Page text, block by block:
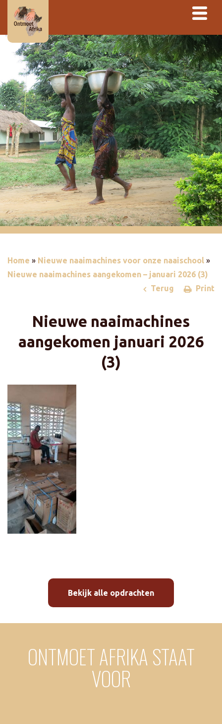
Home » Nieuwe naaimachines voor onze naaischool »
Nieuwe naaimachines aangekomen – januari 2026 (3)
Print
Terug
Nieuwe naaimachines
aangekomen januari 2026
(3)
Bekijk alle opdrachten
ONTMOET AFRIKA STAAT
VOOR